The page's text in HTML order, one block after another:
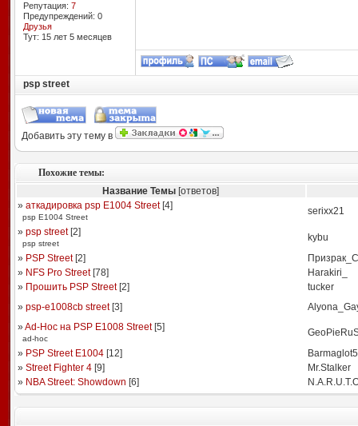
Репутация: 7
Предупреждений: 0
Друзья
Тут: 15 лет 5 месяцев
psp street
Добавить эту тему в
Похожие темы:
Название Темы [ответов]
» аткадировка psp Е1004 Street[4]
psp Е1004 Street
serixx21
» psp street[2]
psp street
kybu
» PSP Street[2]
» NFS Pro Street[78]
Harakiri_
» Прошить PSP Street[2]
tucker
» psp-e1008cb street[3]
»Ad-Hoc на PSP E1008 Street[5]
ad-hoc
» PSP Street E1004[12]
» Street Fighter 4[9]
Mr.Stalker
» NBA Street: Showdown [6]